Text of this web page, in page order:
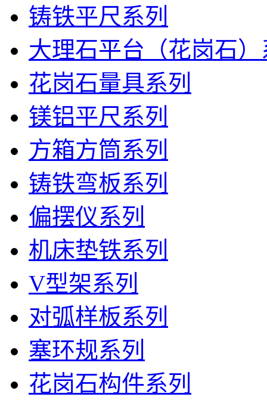
铸铁平尺系列
大理石平台（花岗石）
花岗石量具系列
镁铝平尺系列
方箱方筒系列
铸铁弯板系列
偏摆仪系列
机床垫铁系列
V型架系列
对弧样板系列
塞环规系列
花岗石构件系列